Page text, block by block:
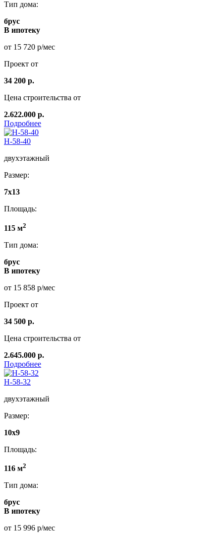
Тип дома:
брус
В ипотеку
от 15 720 р/мес
Проект от
34 200 р.
Цена строительства от
2.622.000 р.
Подробнее
Н-58-40
двухэтажный
Размер:
7x13
Площадь:
115 м2
Тип дома:
брус
В ипотеку
от 15 858 р/мес
Проект от
34 500 р.
Цена строительства от
2.645.000 р.
Подробнее
Н-58-32
двухэтажный
Размер:
10х9
Площадь:
116 м2
Тип дома:
брус
В ипотеку
от 15 996 р/мес